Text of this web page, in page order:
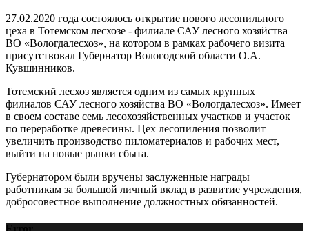
27.02.2020 года состоялось открытие нового лесопильного
цеха в Тотемском лесхозе - филиале САУ лесного хозяйства
ВО «Вологдалесхоз», на котором в рамках рабочего визита
присутствовал Губернатор Вологодской области О.А.
Кувшинников.
Тотемский лесхоз является одним из самых крупных
филиалов САУ лесного хозяйства ВО «Вологдалесхоз». Имеет
в своем составе семь лесохозяйственных участков и участок
по переработке древесины. Цех лесопиления позволит
увеличить производство пиломатериалов и рабочих мест,
выйти на новые рынки сбыта.
Губернатором были вручены заслуженные награды
работникам за большой личный вклад в развитие учреждения,
добросовестное выполнение должностных обязанностей.